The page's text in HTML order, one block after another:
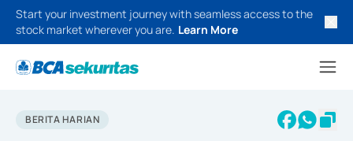
Start your investment journey with seamless access to the
stock market wherever you are. Learn More
BERITA HARIAN